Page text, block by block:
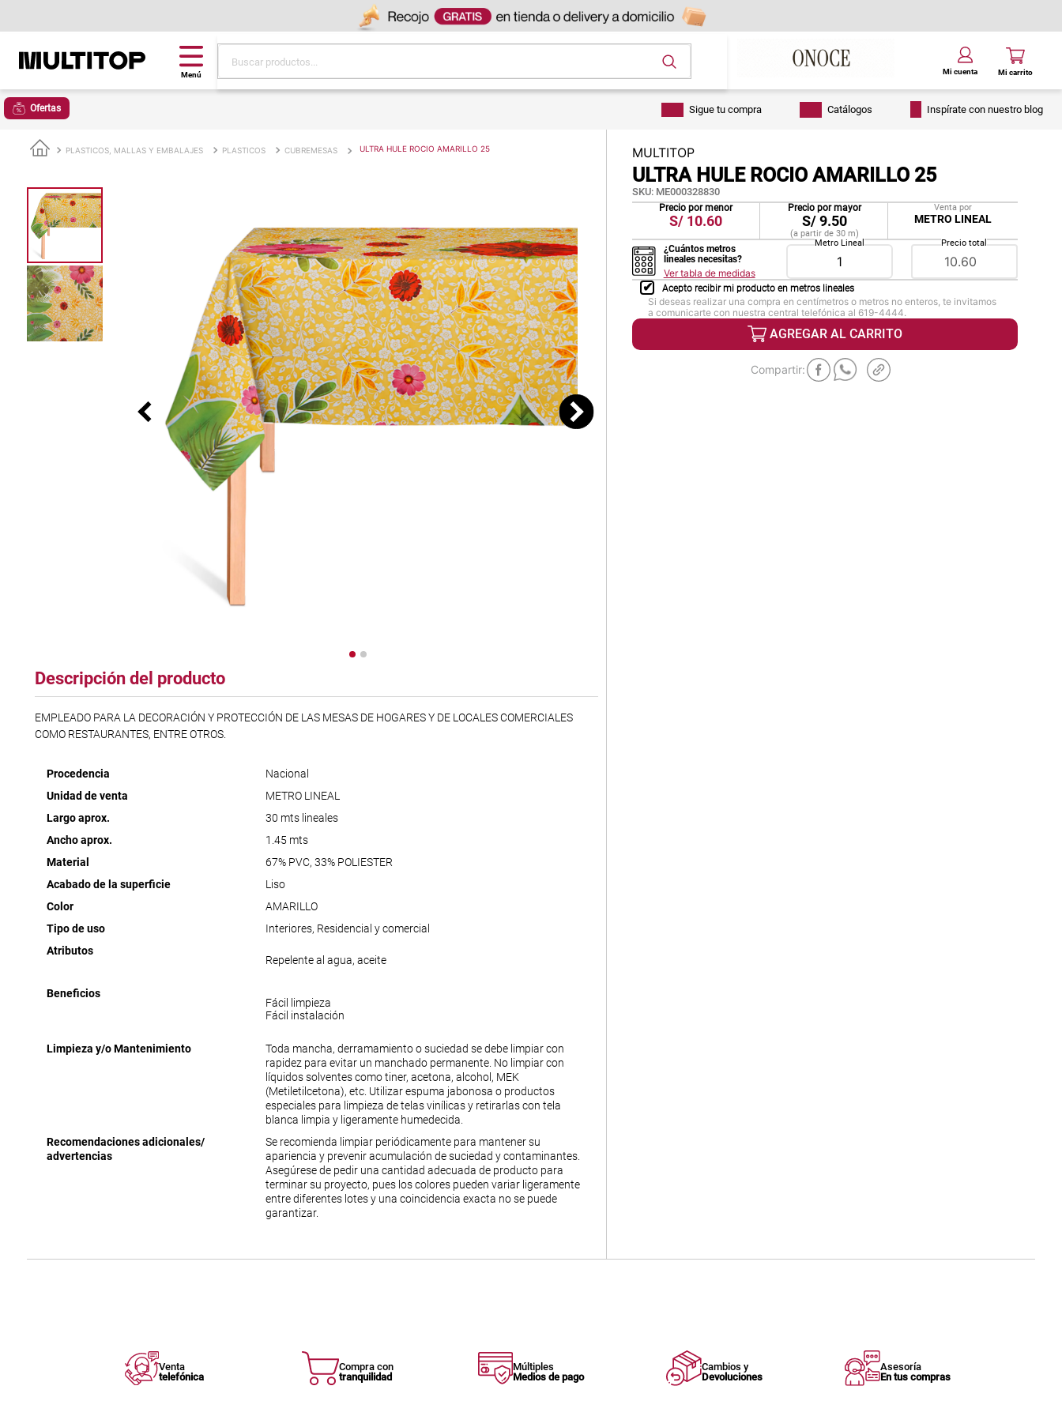
Ofertas Sigue tu compra Catálogos Inspírate con nuestro blog
PLASTICOS, MALLAS Y EMBALAJES PLASTICOS CUBREMESAS ULTRA HULE ROCIO AMARILLO 25
Descripción del producto
EMPLEADO PARA LA DECORACIÓN Y PROTECCIÓN DE LAS MESAS DE HOGARES Y DE LOCALES COMERCIALES
COMO RESTAURANTES, ENTRE OTROS.
Procedencia
Nacional
Unidad de venta
METRO LINEAL
Largo aprox.
30 mts lineales
Ancho aprox.
1.45 mts
Material
67% PVC, 33% POLIESTER
Acabado de la superficie
Liso
Color
AMARILLO
Tipo de uso
Interiores, Residencial y comercial
Atributos
Repelente al agua, aceite
Beneficios
Fácil limpieza
Fácil instalación
Limpieza y/o Mantenimiento
Toda mancha, derramamiento o suciedad se debe limpiar con
rapidez para evitar un manchado permanente. No limpiar con
líquidos solventes como tiner, acetona, alcohol, MEK
(Metiletilcetona), etc. Utilizar espuma jabonosa o productos
especiales para limpieza de telas vinílicas y retirarlas con tela
blanca limpia y ligeramente humedecida.
Recomendaciones adicionales/
advertencias
Se recomienda limpiar periódicamente para mantener su
apariencia y prevenir acumulación de suciedad y contaminantes.
Asegúrese de pedir una cantidad adecuada de producto para
terminar su proyecto, pues los colores pueden variar ligeramente
entre diferentes lotes y una coincidencia exacta no se puede
garantizar.
MULTITOP
ULTRA HULE ROCIO AMARILLO 25
SKU: ME000328830
Precio por menor
S/ 10.60
Precio por mayor
S/9.50
(a partir de 30 m)
Venta por
METRO LINEAL
¿Cuántos metros
lineales necesitas?
Ver tabla de medidas
Metro Lineal Precio total
Acepto recibir mi producto en metros lineales
Si deseas realizar una compra en centímetros o metros no enteros, te invitamos
a comunicarte con nuestra central telefónica al 619-4444.
AGREGAR AL CARRITO
Venta
telefónica
Compra con
tranquilidad
Múltiples
Medios de pago
Cambios y
Devoluciones
Asesoría
En tus compras
alfombra
tela
piso
lona
cojin
pisos
tapete